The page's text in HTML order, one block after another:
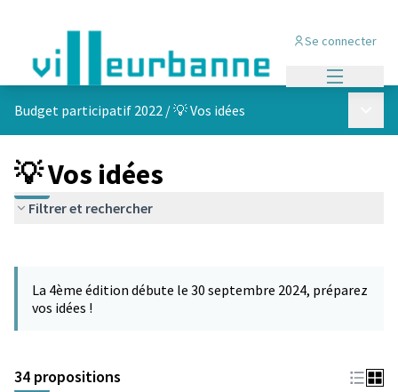
Se connecter
Budget participatif 2022 /💡 Vos idées
💡 Vos idées
Filtrer et rechercher
−
La 4ème édition débute le 30 septembre 2024, préparez
vos idées !
34 propositions